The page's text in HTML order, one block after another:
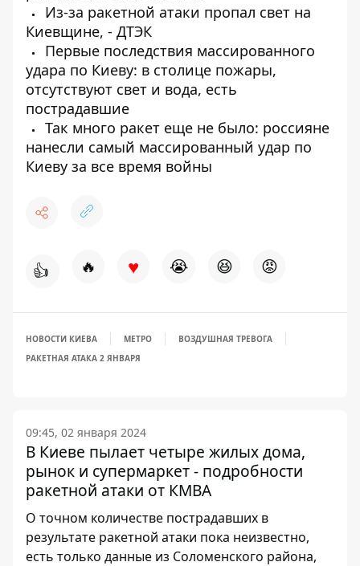
Из-за ракетной атаки пропал свет на
Киевщине, - ДТЭК
Первые последствия массированного
удара по Киеву: в столице пожары,
отсутствуют свет и вода, есть
пострадавшие
Так много ракет еще не было: россияне
нанесли самый массированный удар по
Киеву за все время войны
👍 🔥 ♥ 😭 😆 😡
НОВОСТИ КИЕВА МЕТРО
ВОЗДУШНАЯ ТРЕВОГА
РАКЕТНАЯ АТАКА 2 ЯНВАРЯ
09:45, 02 января 2024
В Киеве пылает четыре жилых дома,
рынок и супермаркет - подробности
ракетной атаки от КМВА
О точном количестве пострадавших в
результате ракетной атаки пока неизвестно,
есть только данные из Соломенского района,